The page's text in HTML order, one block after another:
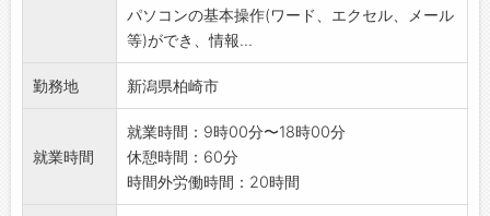
パソコンの基本操作(ワード、エクセル、メール
等)ができ、情報...
勤務地 新潟県柏崎市
就業時間
就業時間：9時00分〜18時00分
休憩時間：60分
時間外労働時間：20時間